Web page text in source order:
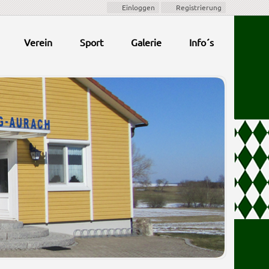
Einloggen Registrierung
Verein Sport Galerie Info´s